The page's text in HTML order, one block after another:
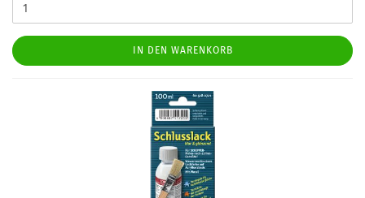
IN DEN WARENKORB